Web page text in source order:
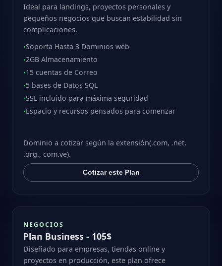
Ideal para landings, proyectos personales y
pequeños negocios que buscan estabilidad sin
complicaciones.
•Soporta Hasta 3 Dominios web
•2GB Almacenamiento
•15 cuentas de Correo
•5 bases de Datos SQL
•SSL incluido para máxima seguridad
•Espacio y recursos pensados para comenzar
Dominio a cotizar según la extensión(.com, .net,
.org., com.ve).
Cotizar este Plan
NEGOCIOS
Plan Business - 105$
Diseñado para empresas, tiendas online y
proyectos en producción, este plan ofrece